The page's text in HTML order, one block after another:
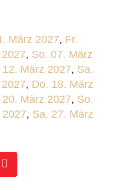
März 2027, Fr.
, So. 07. März
12. März 2027, Sa.
, Do. 18. März
20. März 2027, So.
, Sa. 27. März